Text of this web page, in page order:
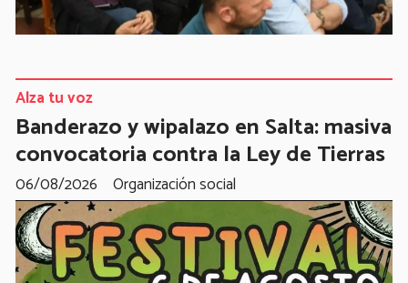
Banderazo y wipalazo en Salta: masiva
convocatoria contra la Ley de Tierras
Organización social
Alza tu voz
06/08/2026